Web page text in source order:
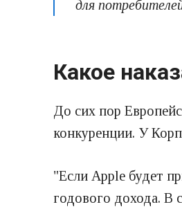
для
Какое
До сих пор
конкуренции. У
"Если Apple будет
годового дохода. В